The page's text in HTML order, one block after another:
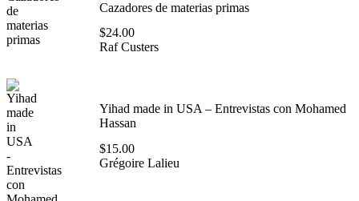
Cazadores de materias primas
$24.00
Raf Custers
Yihad made in USA – Entrevistas con Mohamed
Hassan
$15.00
Grégoire Lalieu